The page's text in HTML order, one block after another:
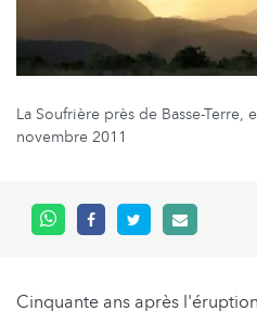
La Soufrière près de Basse-Terre,
novembre 2011
Cinquante ans après